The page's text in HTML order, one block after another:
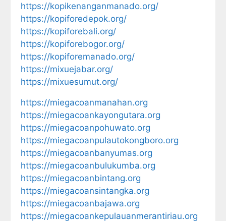
https://kopikenanganmanado.org/
https://kopiforedepok.org/
https://kopiforebali.org/
https://kopiforebogor.org/
https://kopiforemanado.org/
https://mixuejabar.org/
https://mixuesumut.org/
https://miegacoanmanahan.org
https://miegacoankayongutara.org
https://miegacoanpohuwato.org
https://miegacoanpulautokongboro.org
https://miegacoanbanyumas.org
https://miegacoanbulukumba.org
https://miegacoanbintang.org
https://miegacoansintangka.org
https://miegacoanbajawa.org
https://miegacoankepulauanmerantiriau.org